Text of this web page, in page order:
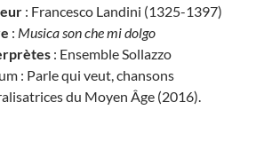
: Francesco Landini (1325-1397)
: Musica son che mi dolgo
: Ensemble Sollazzo
: Parle qui veut, chansons
du Moyen Âge (2016).